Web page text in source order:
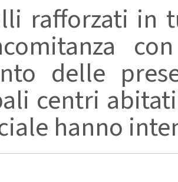
rafforzati in
delle
centri
hanno